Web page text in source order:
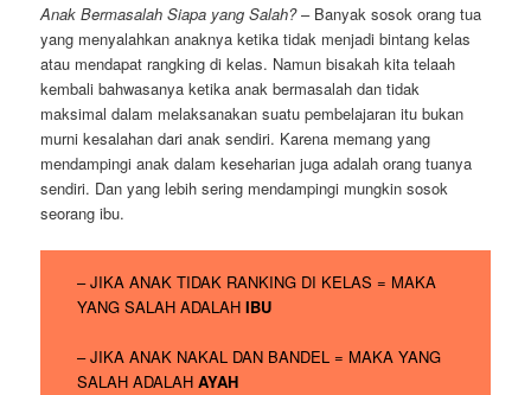
Anak Bermasalah Siapa yang Salah?– Banyak sosok orang tua
yang menyalahkan anaknya ketika tidak menjadi bintang kelas
atau mendapat rangking di kelas. Namun bisakah kita telaah
kembali bahwasanya ketika anak bermasalah dan tidak
maksimal dalam melaksanakan suatu pembelajaran itu bukan
murni kesalahan dari anak sendiri. Karena memang yang
mendampingi anak dalam keseharian juga adalah orang tuanya
sendiri. Dan yang lebih sering mendampingi mungkin sosok
seorang ibu.
– JIKA ANAK TIDAK RANKING DI KELAS = MAKA
YANG SALAH ADALAH IBU
– JIKA ANAK NAKAL DAN BANDEL = MAKA YANG
SALAH ADALAH AYAH